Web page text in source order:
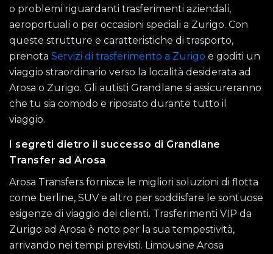
o problemi riguardanti trasferimenti aziendali,
aeroportuali o per occasioni speciali a Zurigo. Con
queste strutture e caratteristiche di trasporto,
prenota Servizi di trasferimento a Zurigo e goditi un
viaggio straordinario verso la località desiderata ad
Arosa o Zurigo. Gli autisti Grandlane si assicureranno
che tu sia comodo e riposato durante tutto il
viaggio.
I segreti dietro il successo di Grandlane
Transfer ad Arosa
Arosa Transfers fornisce le migliori soluzioni di flotta
come berline, SUV e altro per soddisfare le sontuose
esigenze di viaggio dei clienti. Trasferimenti VIP da
Zurigo ad Arosa è noto per la sua tempestività,
arrivando nei tempi previsti. Limousine Arosa